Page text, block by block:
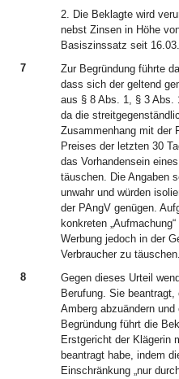
2. Die Beklagte wird
nebst Zinsen in Höhe
Basiszinssatz seit
7
Zur Begründung führte
dass sich der geltend
aus § 8 Abs. 1, § 3 Abs.
da die
Zusammenhang mit der
Preises der letzten 30
das Vorhandensein
täuschen. Die Angaben
unwahr und würden
der PAngV genügen.
konkreten
Werbung jedoch in der
Verbraucher zu täuschen.
8
Gegen dieses Urteil
Berufung. Sie
Amberg abzuändern
Begründung führt die
Erstgericht der Klägerin
beantragt habe, indem
Einschränkung „nur